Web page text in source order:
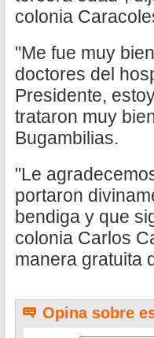
colonia
"Me fue muy
doctores del
Presidente,
trataron muy
Bugambilias.
"Le
portaron
bendiga y que
colonia Carlos
manera gratuita
Opina sobre